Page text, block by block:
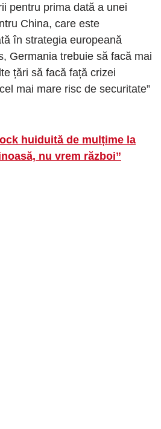
pentru prima dată a unei
China, care este
în strategia europeană
Germania trebuie să facă mai
țări să facă față crizei
mai mare risc de securitate”
huiduită de mulțime la
nu vrem război”